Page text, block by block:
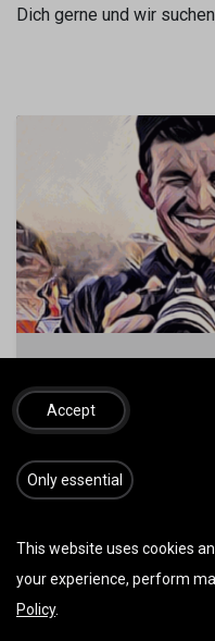
Dich gerne und wir
1. März 2026
Schnifis,Österreich
Fluglehrervideos
Accept
​​​Only essential
This website uses cookies
your experience, perform
Policy.